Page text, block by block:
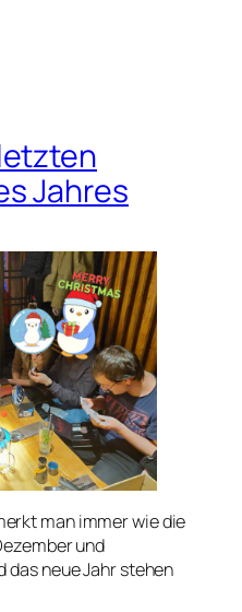
Jahres
man immer wie die
und
das neue Jahr stehen